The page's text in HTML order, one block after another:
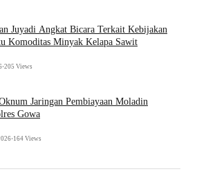
Juyadi Angkat Bicara Terkait Kebijakan
Komoditas Minyak Kelapa Sawit
•205 Views
Jaringan Pembiayaan Moladin
Gowa
•164 Views